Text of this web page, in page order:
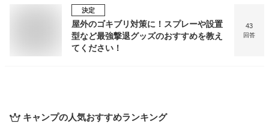
決定
屋外のゴキブリ対策に！スプレーや設置
型など最強撃退グッズのおすすめを教え
てください！
43
回答
キャンプの人気おすすめランキング